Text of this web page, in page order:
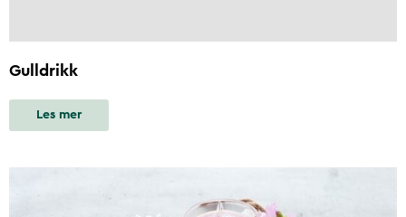
Gulldrikk
Les mer